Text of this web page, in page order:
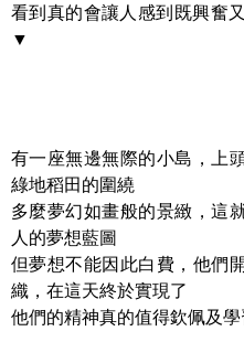
看到真的會讓人感到既興奮
▼
有一座無邊無際的小島，上
綠地稻田的圍繞
多麼夢幻如畫般的景緻，這
人的夢想藍圖
但夢想不能因此白費，他們
織，在這天終於實現了
他們的精神真的值得欽佩